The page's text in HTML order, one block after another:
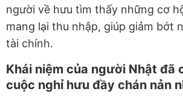
người về hưu tìm thấy những cơ
mang lại thu nhập, giúp giảm bớt
tài chính.
Khái niệm của người Nhật đã
cuộc nghỉ hưu đầy chán nản